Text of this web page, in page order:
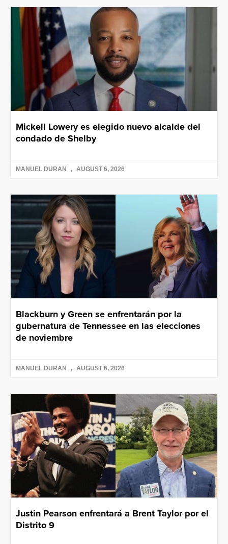
Mickell Lowery es elegido nuevo alcalde del
condado de Shelby
MANUEL DURAN AUGUST 6, 2026
Blackburn y Green se enfrentarán por la
gubernatura de Tennessee en las elecciones
de noviembre
MANUEL DURAN AUGUST 6, 2026
Justin Pearson enfrentará a Brent Taylor por el
Distrito 9